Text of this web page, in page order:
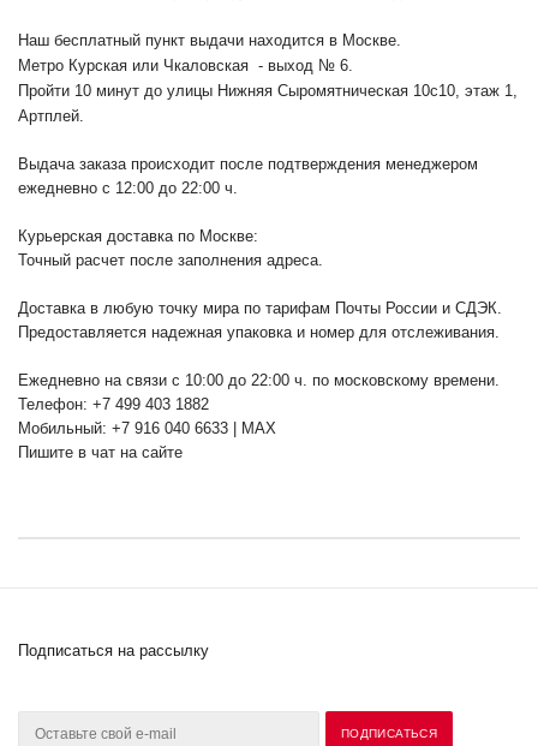
Наш бесплатный пункт выдачи находится в Москве.
Метро Курская или Чкаловская - выход № 6.
Пройти 10 минут до улицы Нижняя Сыромятническая 10с10, этаж 1,
Артплей.
Выдача заказа происходит после подтверждения менеджером
ежедневно с 12:00 до 22:00 ч.
Курьерская доставка по Москве:
Точный расчет после заполнения адреса.
Доставка в любую точку мира по тарифам Почты России и СДЭК.
Предоставляется надежная упаковка и номер для отслеживания.
Ежедневно на связи с 10:00 до 22:00 ч. по московскому времени.
Телефон: +7 499 403 1882
Мобильный: +7 916 040 6633 | MAX
Пишите в чат на сайте
Подписаться на рассылку